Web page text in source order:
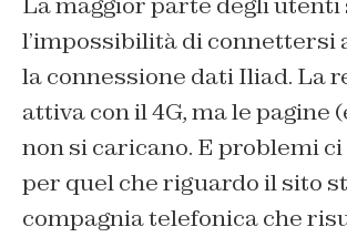
l’impossibilità di connettersi
la connessione dati Iliad. La
attiva con il 4G, ma le pagine
non si caricano. E problemi ci
per quel che riguardo il sito
compagnia telefonica che